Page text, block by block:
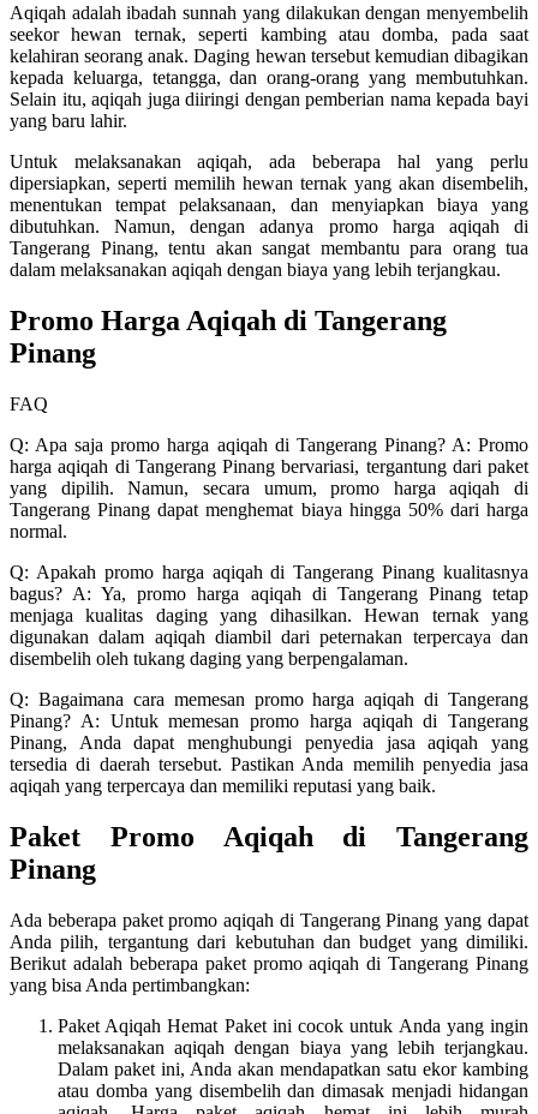
Aqiqah adalah ibadah sunnah yang dilakukan dengan menyembelih
seekor hewan ternak, seperti kambing atau domba, pada saat
kelahiran seorang anak. Daging hewan tersebut kemudian dibagikan
kepada keluarga, tetangga, dan orang-orang yang membutuhkan.
Selain itu, aqiqah juga diiringi dengan pemberian nama kepada bayi
yang baru lahir.
Untuk melaksanakan aqiqah, ada beberapa hal yang perlu
dipersiapkan, seperti memilih hewan ternak yang akan disembelih,
menentukan tempat pelaksanaan, dan menyiapkan biaya yang
dibutuhkan. Namun, dengan adanya promo harga aqiqah di
Tangerang Pinang, tentu akan sangat membantu para orang tua
dalam melaksanakan aqiqah dengan biaya yang lebih terjangkau.
Promo Harga Aqiqah di Tangerang
Pinang
FAQ
Q: Apa saja promo harga aqiqah di Tangerang Pinang? A: Promo
harga aqiqah di Tangerang Pinang bervariasi, tergantung dari paket
yang dipilih. Namun, secara umum, promo harga aqiqah di
Tangerang Pinang dapat menghemat biaya hingga 50% dari harga
normal.
Q: Apakah promo harga aqiqah di Tangerang Pinang kualitasnya
bagus? A: Ya, promo harga aqiqah di Tangerang Pinang tetap
menjaga kualitas daging yang dihasilkan. Hewan ternak yang
digunakan dalam aqiqah diambil dari peternakan terpercaya dan
disembelih oleh tukang daging yang berpengalaman.
Q: Bagaimana cara memesan promo harga aqiqah di Tangerang
Pinang? A: Untuk memesan promo harga aqiqah di Tangerang
Pinang, Anda dapat menghubungi penyedia jasa aqiqah yang
tersedia di daerah tersebut. Pastikan Anda memilih penyedia jasa
aqiqah yang terpercaya dan memiliki reputasi yang baik.
Paket Promo Aqiqah di Tangerang
Pinang
Ada beberapa paket promo aqiqah di Tangerang Pinang yang dapat
Anda pilih, tergantung dari kebutuhan dan budget yang dimiliki.
Berikut adalah beberapa paket promo aqiqah di Tangerang Pinang
yang bisa Anda pertimbangkan:
Paket Aqiqah Hemat Paket ini cocok untuk Anda yang ingin
melaksanakan aqiqah dengan biaya yang lebih terjangkau.
Dalam paket ini, Anda akan mendapatkan satu ekor kambing
atau domba yang disembelih dan dimasak menjadi hidangan